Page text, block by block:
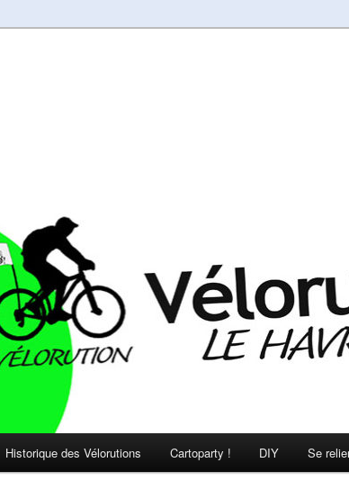
Historique des Vélorutions Cartoparty ! DIY Se